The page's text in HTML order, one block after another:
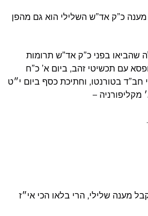
כ”ק אד”ש השלילי הוא גם מהפן
שהביאו בפני כ”ק אד”ש תרומות
עם תכשיטי זהב, ביום א’ כ”ח
בטורנטו, וחתיכת כסף ביום י״ט
–
מענה שלילי, הרי בלאו הכי אי״ז